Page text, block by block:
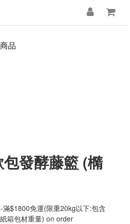
品
發酵藤籃 (橢
-滿$1800免運(限重20kg以下:包含
箱包材重量) on order